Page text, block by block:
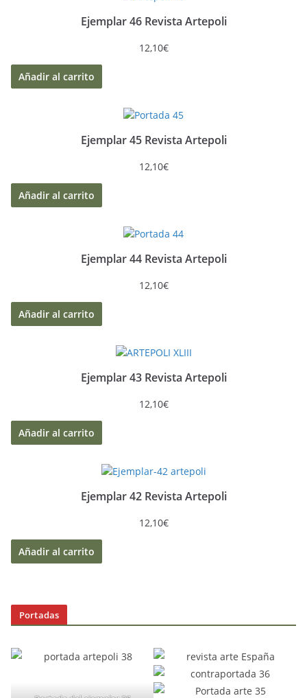
Ejemplar 46 Revista Artepoli
12,10€
Añadir al carrito
Ejemplar 45 Revista Artepoli
12,10€
Añadir al carrito
Ejemplar 44 Revista Artepoli
12,10€
Añadir al carrito
Ejemplar 43 Revista Artepoli
12,10€
Añadir al carrito
Ejemplar 42 Revista Artepoli
12,10€
Añadir al carrito
Portadas